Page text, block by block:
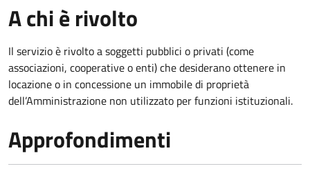
A chi è rivolto
Il servizio è rivolto a soggetti pubblici o privati (come
associazioni, cooperative o enti) che desiderano ottenere in
locazione o in concessione un immobile di proprietà
dell’Amministrazione non utilizzato per funzioni istituzionali.
Approfondimenti